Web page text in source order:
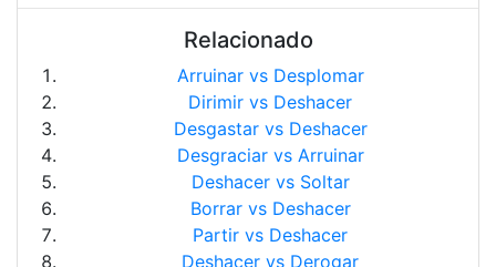
Relacionado
Arruinar vs Desplomar
Dirimir vs Deshacer
Desgastar vs Deshacer
Desgraciar vs Arruinar
Deshacer vs Soltar
Borrar vs Deshacer
Partir vs Deshacer
Deshacer vs Derogar